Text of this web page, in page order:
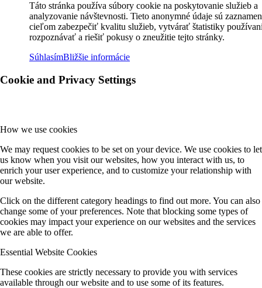
Táto stránka používa súbory cookie na poskytovanie služieb a
analyzovanie návštevnosti. Tieto anonymné údaje sú
cieľom zabezpečiť kvalitu služieb, vytvárať štatistiky
rozpoznávať a riešiť pokusy o zneužitie tejto stránky.
SúhlasímBližšie informácie
Cookie and Privacy Settings
How we use cookies
We may request cookies to be set on your device. We use cookies to let
us know when you visit our websites, how you interact with us, to
enrich your user experience, and to customize your relationship with
our website.
Click on the different category headings to find out more. You can also
change some of your preferences. Note that blocking some types of
cookies may impact your experience on our websites and the services
we are able to offer.
Essential Website Cookies
These cookies are strictly necessary to provide you with services
available through our website and to use some of its features.